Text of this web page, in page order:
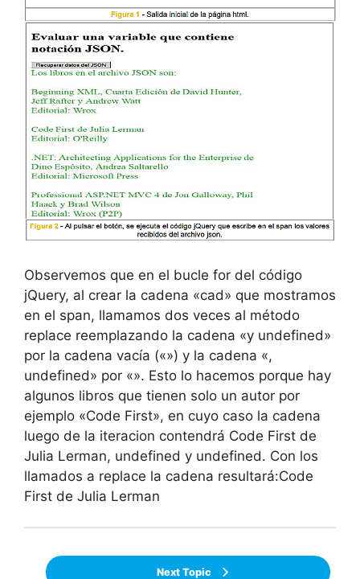
Observemos que en el bucle for del código
jQuery, al crear la cadena «cad» que mostramos
en el span, llamamos dos veces al método
replace reemplazando la cadena «y undefined»
por la cadena vacía («») y la cadena «,
undefined» por «». Esto lo hacemos porque hay
algunos libros que tienen solo un autor por
ejemplo «Code First», en cuyo caso la cadena
luego de la iteracion contendrá Code First de
Julia Lerman, undefined y undefined. Con los
llamados a replace la cadena resultará:Code
First de Julia Lerman
Next Topic